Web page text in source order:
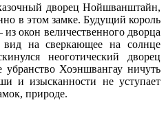
дворец Нойшванштайн,
в этом замке. Будущий король
окон величественного дворца
вид на сверкающее на солнце
неоготический дворец
убранство Хоэншвангау ничуть
и изысканности не уступает
природе.